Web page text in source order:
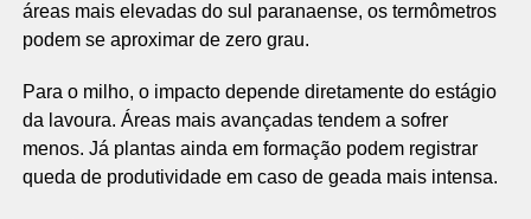
áreas mais elevadas do sul paranaense, os termômetros
podem se aproximar de zero grau.
Para o milho, o impacto depende diretamente do estágio
da lavoura. Áreas mais avançadas tendem a sofrer
menos. Já plantas ainda em formação podem registrar
queda de produtividade em caso de geada mais intensa.